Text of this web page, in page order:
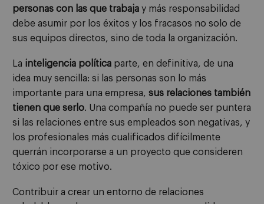
personas con las que trabaja y más responsabilidad
debe asumir por los éxitos y los fracasos no solo de
sus equipos directos, sino de toda la organización.
La inteligencia política parte, en definitiva, de una
idea muy sencilla: si las personas son lo más
importante para una empresa, sus relaciones también
tienen que serlo. Una compañía no puede ser puntera
si las relaciones entre sus empleados son negativas, y
los profesionales más cualificados difícilmente
querrán incorporarse a un proyecto que consideren
tóxico por ese motivo.
Contribuir a crear un entorno de relaciones